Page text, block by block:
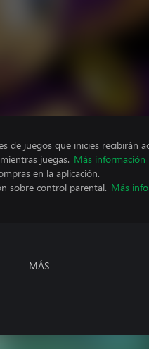
de juegos que inicies recibirán
juegas. Más información
en la aplicación.
sobre control parental. Más
MÁS